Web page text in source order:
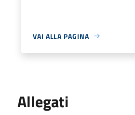
VAI ALLA PAGINA
Allegati